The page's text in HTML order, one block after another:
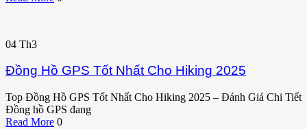
04 Th3
Đồng Hồ GPS Tốt Nhất Cho Hiking 2025
Top Đồng Hồ GPS Tốt Nhất Cho Hiking 2025 – Đánh Giá Chi Tiết
Đồng hồ GPS đang
Read More 0